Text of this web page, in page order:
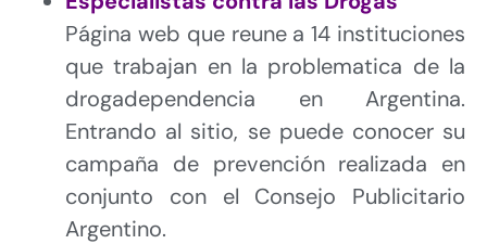
Página web que reune a 14 instituciones
que trabajan en la problematica de la
drogadependencia en Argentina.
Entrando al sitio, se puede conocer su
campaña de prevención realizada en
conjunto con el Consejo Publicitario
Argentino.